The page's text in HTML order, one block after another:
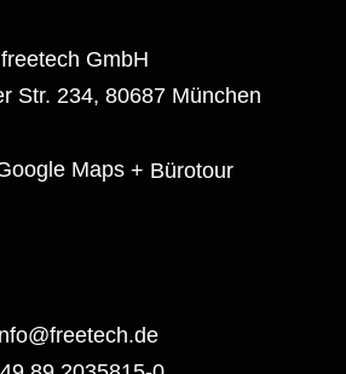
freetech GmbH
Str. 234, 80687 München
Maps + Bürotour